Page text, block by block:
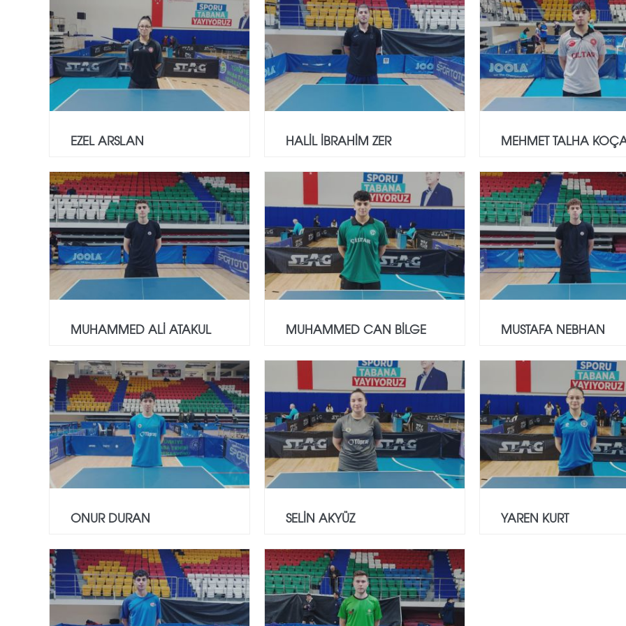
EZEL ARSLAN HALİL İBRAHİM ZER MEHMET TALHA
MUHAMMED ALİ ATAKUL MUHAMMED CAN BİLGE MUSTAFA NEBHAN
ONUR DURAN SELİN AKYÜZ YAREN KURT